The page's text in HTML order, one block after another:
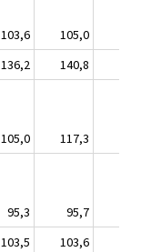
103,6
105,0
136,2
140,8
105,0
117,3
95,3
95,7
103,5
103,6